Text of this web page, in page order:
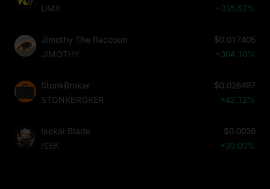
UMX
+335.52%
Jimothy The Raccoon
JIMOTHY
$0.017405
+304.10%
StonkBroker
STONKBROKER
$0.028497
+42.12%
Isekai Blade
ISEK
$0.0026
+30.00%